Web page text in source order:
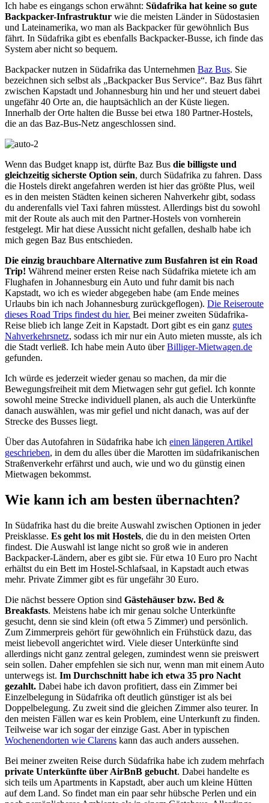
Ich habe es eingangs schon erwähnt: Südafrika hat keine so gute
Backpacker-Infrastruktur wie die meisten Länder in Südostasien
und Lateinamerika, wo man als Backpacker für gewöhnlich Bus
fährt. In Südafrika gibt es ebenfalls Backpacker-Busse, ich finde das
System aber nicht so bequem.
Backpacker nutzen in Südafrika das Unternehmen Baz Bus. Sie
bezeichnen sich selbst als „Backpacker Bus Service“. Baz Bus fährt
zwischen Kapstadt und Johannesburg hin und her und steuert dabei
ungefähr 40 Orte an, die hauptsächlich an der Küste liegen.
Innerhalb der Orte halten die Busse bei etwa 180 Partner-Hostels,
die an das Baz-Bus-Netz angeschlossen sind.
Wenn das Budget knapp ist, dürfte Baz Bus die billigste und
gleichzeitig sicherste Option sein, durch Südafrika zu fahren. Dass
die Hostels direkt angefahren werden ist hier das größte Plus, weil
es in den meisten Städten keinen sicheren Nahverkehr gibt, sodass
du anderenfalls viel Taxi fahren müsstest. Allerdings bist du sowohl
mit der Route als auch mit den Partner-Hostels von vornherein
festgelegt. Mir hat diese Aussicht nicht gefallen, deshalb habe ich
mich gegen Baz Bus entschieden.
Die einzig brauchbare Alternative zum Busfahren ist ein Road
Trip! Während meiner ersten Reise nach Südafrika mietete ich am
Flughafen in Johannesburg ein Auto und fuhr damit bis nach
Kapstadt, wo ich es wieder abgegeben habe (am Ende meines
Urlaubs bin ich nach Johannesburg zurückgeflogen). Die Reiseroute
dieses Road Trips findest du hier. Bei meiner zweiten Südafrika-
Reise blieb ich lange Zeit in Kapstadt. Dort gibt es ein ganz gutes
Nahverkehrsnetz, sodass ich mir nur ein Auto mieten musste, als ich
die Stadt verließ. Ich habe mein Auto überBilliger-Mietwagen.de
gefunden.
Ich würde es jederzeit wieder genau so machen, da mir die
Bewegungsfreiheit mit dem Mietwagen sehr gut gefiel. Ich konnte
sowohl meine Strecke individuell planen, als auch die Unterkünfte
danach auswählen, was mir gefiel und nicht danach, was auf der
Strecke des Busses liegt.
Über das Autofahren in Südafrika habe ich einen längeren Artikel
geschrieben, in dem du alles über die Marotten im südafrikanischen
Straßenverkehr erfährst und auch, wie und wo du günstig einen
Mietwagen bekommst.
Wie kann ich am besten übernachten?
In Südafrika hast du die breite Auswahl zwischen Optionen in jeder
Preisklasse. Es geht los mit Hostels, die du in den meisten Orten
findest. Die Auswahl ist lange nicht so groß wie in anderen
Backpacker-Ländern, aber es gibt sie. Für etwa 10 Euro pro Nacht
erhältst du ein Bett im Hostel-Schlafsaal, in Kapstadt auch etwas
mehr. Private Zimmer gibt es für ungefähr 30 Euro.
Die nächst bessere Option sind Gästehäuser bzw. Bed &
Breakfasts. Meistens habe ich mir genau solche Unterkünfte
gesucht, denn sie sind klein (oft etwa 5 Zimmer) und persönlich.
Zum Zimmerpreis gehört für gewöhnlich ein Frühstück dazu, das
meist liebevoll angerichtet wird. Viele dieser Unterkünfte sind
allerdings nicht ganz zentral gelegen, zumindest wenn sie preiswert
sein sollen. Daher empfehlen sie sich nur, wenn man mit einem Auto
unterwegs ist. Im Durchschnitt habe ich etwa 35 pro Nacht
gezahlt. Dabei habe ich davon profitiert, dass ein Zimmer bei
Einzelbelegung in Südafrika oft deutlich günstiger ist als bei
Doppelbelegung. Zu zweit sind die gleichen Zimmer also teurer. In
den meisten Fällen war es kein Problem, eine Unterkunft zu finden.
Teilweise war ich sogar der einzige Gast. Aber in typischen
Wochenendorten wie Clarens kann das auch anders aussehen.
Bei meiner zweiten Reise durch Südafrika habe ich zudem mehrfach
private Unterkünfte über AirBnB gebucht. Dabei handelte es
sich teils um Apartments in Kapstadt, aber auch um kleine Hütten
auf dem Land. So findet man ein paar sehr hübsche Perlen und ein